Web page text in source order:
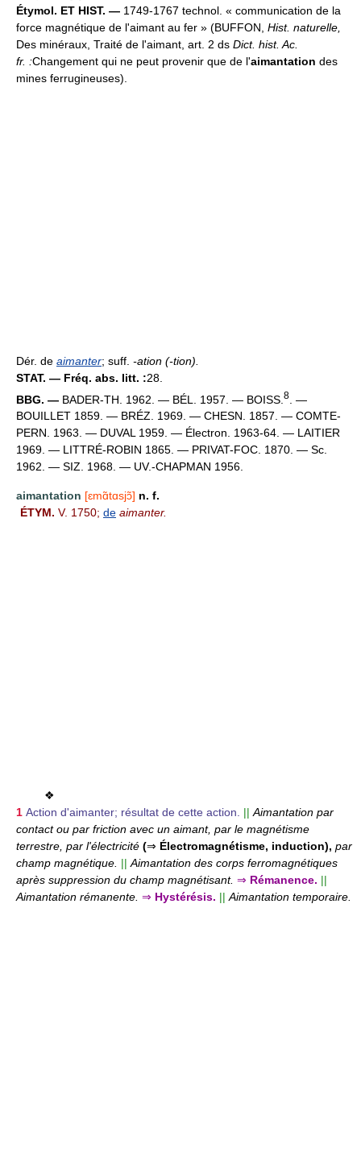
Étymol. ET HIST. — 1749-1767 technol. « communication de la
force magnétique de l'aimant au fer » (BUFFON, Hist. naturelle,
Des minéraux, Traité de l'aimant, art. 2 ds Dict. hist. Ac.
fr. :Changement qui ne peut provenir que de l'aimantation des
mines ferrugineuses).
Dér. de aimanter; suff. -ation (-tion).
STAT. — Fréq. abs. litt. :28.
BBG. — BADER-TH. 1962. — BÉL. 1957. — BOISS. 8
. —
BOUILLET 1859. — BRÉZ. 1969. — CHESN. 1857. — COMTE-
PERN. 1963. — DUVAL 1959. — Électron. 1963-64. — LAITIER
1969. — LITTRÉ-ROBIN 1865. — PRIVAT-FOC. 1870. — Sc.
1962. — SIZ. 1968. — UV.-CHAPMAN 1956.
aimantation [ɛmɑ̃tɑsjɔ̃] n. f.
ÉTYM. V. 1750; de aimanter.
❖
1 Action d'aimanter; résultat de cette action. || Aimantation par
contact ou par friction avec un aimant, par le magnétisme
terrestre, par l'électricité (⇒ Électromagnétisme, induction), par
champ magnétique. || Aimantation des corps ferromagnétiques
après suppression du champ magnétisant. ⇒ Rémanence. ||
Aimantation rémanente. ⇒ Hystérésis. || Aimantation temporaire.